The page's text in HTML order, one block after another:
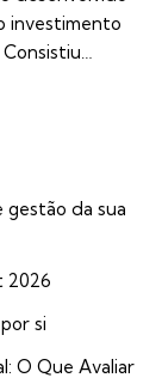
investimento
da sua
2026
si
O Que Avaliar